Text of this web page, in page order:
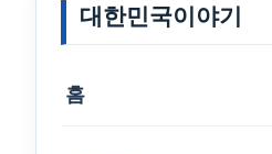
대한민국이야기
홈